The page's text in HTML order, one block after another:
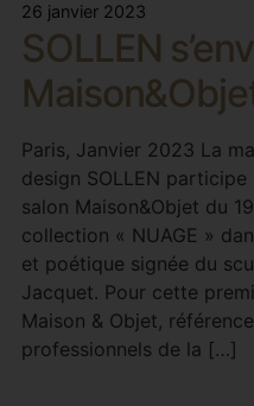
26 janvier 2023
SOLLEN
Paris, Janvier 2023 La
design SOLLEN
salon Maison&Objet du
collection « NUAGE »
et poétique signée du
Jacquet. Pour cette
Maison & Objet,
professionnels de la […]